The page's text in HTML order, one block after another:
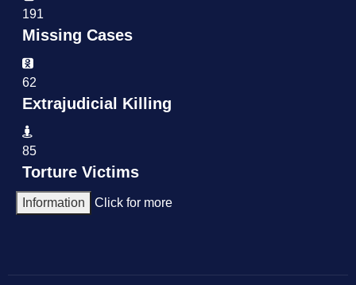
191
Missing Cases
62
Extrajudicial Killing
85
Torture Victims
Click for more
Information